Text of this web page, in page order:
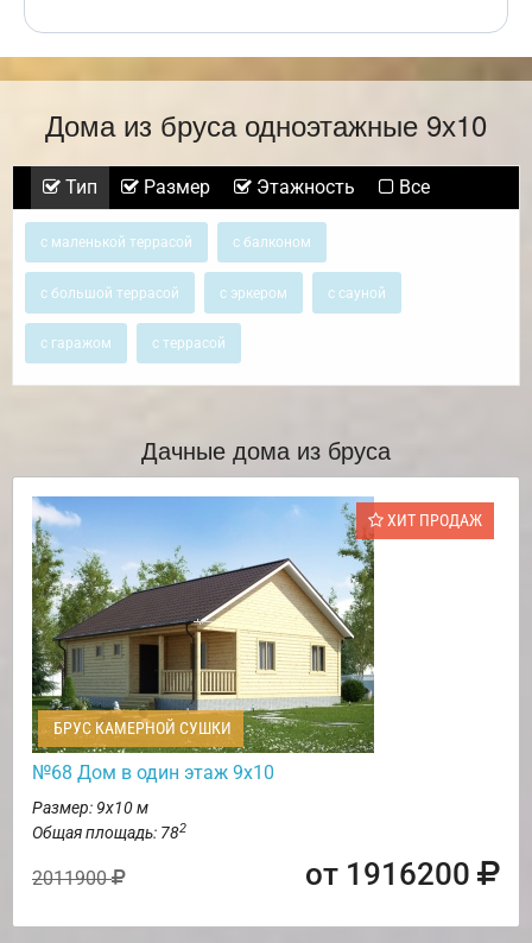
Дома из бруса одноэтажные 9х10
Тип Размер Этажность Все
с маленькой террасой с балконом
с большой террасой с эркером с сауной
с гаражом с террасой
Дачные дома из бруса
ХИТ ПРОДАЖ
БРУС КАМЕРНОЙ СУШКИ
№68 Дом в один этаж 9х10
Размер: 9х10 м
Общая площадь: 782
2011900 от 1916200